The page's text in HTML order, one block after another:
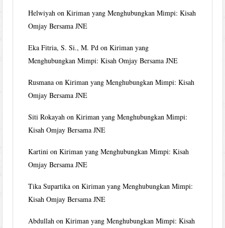
Helwiyah onKiriman yang Menghubungkan Mimpi: Kisah
Omjay Bersama JNE
Eka Fitria, S. Si., M. Pd onKiriman yang
Menghubungkan Mimpi: Kisah Omjay Bersama JNE
Rusmana onKiriman yang Menghubungkan Mimpi: Kisah
Omjay Bersama JNE
Siti Rokayah onKiriman yang Menghubungkan Mimpi:
Kisah Omjay Bersama JNE
Kartini onKiriman yang Menghubungkan Mimpi: Kisah
Omjay Bersama JNE
Tika Supartika onKiriman yang Menghubungkan Mimpi:
Kisah Omjay Bersama JNE
Abdullah onKiriman yang Menghubungkan Mimpi: Kisah